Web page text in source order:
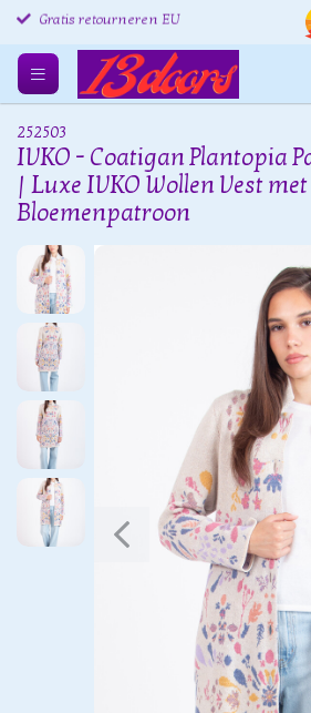
Gratis retourneren EU
252503
IVKO - Coatigan Plantopia
| Luxe IVKO Wollen Vest met
Bloemenpatroon